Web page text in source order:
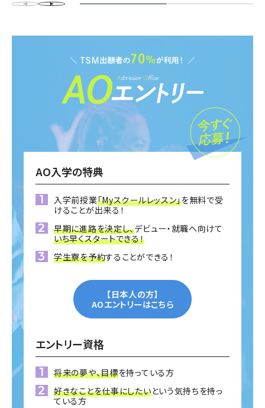
AO入学の特典
入学前授業「Myスクールレッスン」を無料で受
けることが出来る！
早期に進路を決定し、デビュー・就職へ向けて
いち早くスタートできる！
学生寮を予約することができる！
【日本人の方】
AOエントリーはこちら
エントリー資格
将来の夢や、目標を持っている方
好きなことを仕事にしたいという気持ちを持っ
ている方